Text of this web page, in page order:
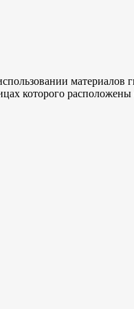
материалов
которого